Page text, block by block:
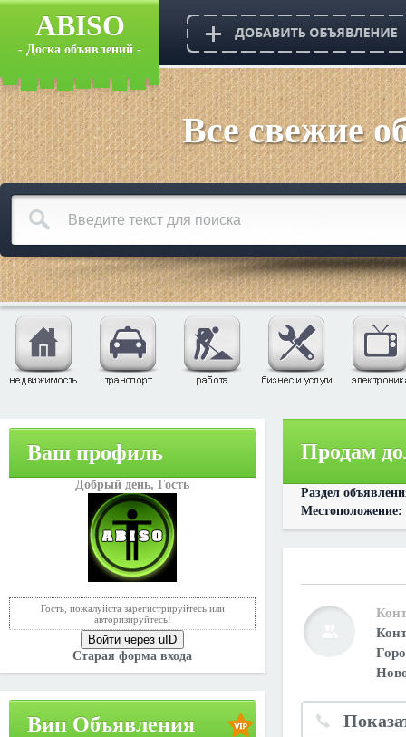
ABISO
- Доска объявлений -
Все свежие
Ваш профиль
Добрый день, Гость
Гость, пожалуйста зарегистрируйтесь или
авторизируйтесь!
Войти через uID
Старая форма входа
Вип Объявления
Продам
Раздел
Местоположение: